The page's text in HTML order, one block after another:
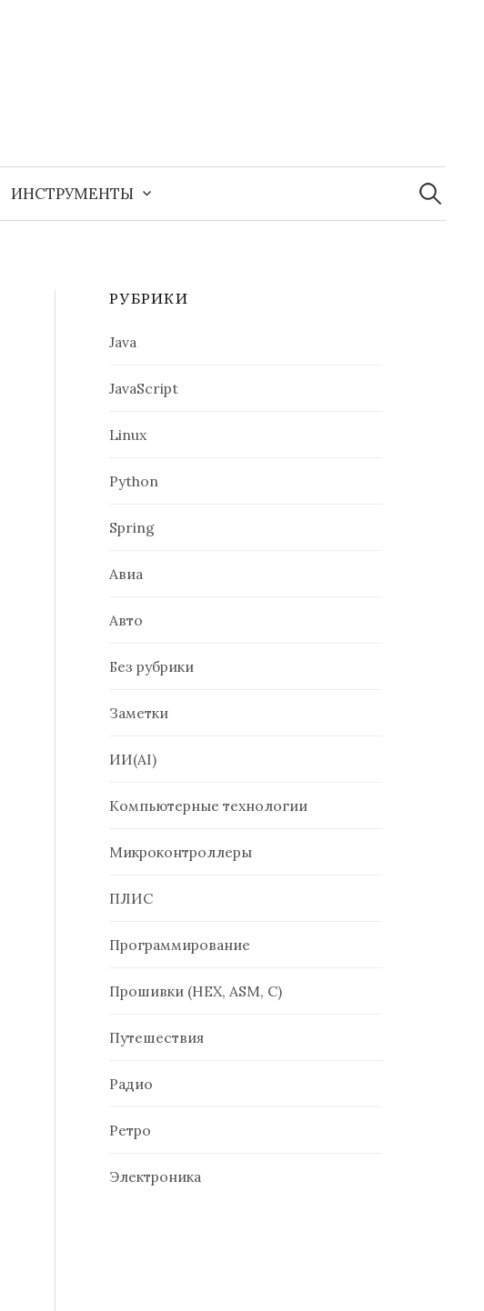
ИНСТРУМЕНТЫ
Найти:
РУБРИКИ
Java
JavaScript
Linux
Python
Spring
Авиа
Авто
Без рубрики
Заметки
ИИ(AI)
Компьютерные технологии
Микроконтроллеры
ПЛИС
Программирование
Прошивки (HEX, ASM, C)
Путешествия
Радио
Ретро
Электроника